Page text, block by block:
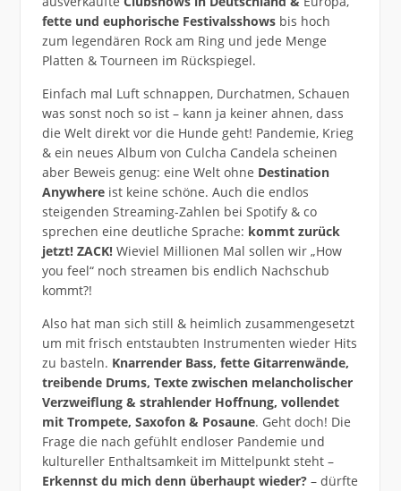
fette und euphorische Festivalsshowsbis hoch
zum legendären Rock am Ring und jede Menge
Platten & Tourneen im Rückspiegel.
Einfach mal Luft schnappen, Durchatmen, Schauen
was sonst noch so ist – kann ja keiner ahnen, dass
die Welt direkt vor die Hunde geht! Pandemie, Krieg
& ein neues Album von Culcha Candela scheinen
aber Beweis genug: eine Welt ohne Destination
Anywhereist keine schöne. Auch die endlos
steigenden Streaming-Zahlen bei Spotify & co
sprechen eine deutliche Sprache: kommt zurück
jetzt! ZACK!Wieviel Millionen Mal sollen wir „How
you feel“ noch streamen bis endlich Nachschub
kommt?!
Also hat man sich still & heimlich zusammengesetzt
um mit frisch entstaubten Instrumenten wieder Hits
zu basteln. Knarrender Bass, fette Gitarrenwände,
treibende Drums, Texte zwischen melancholischer
Verzweiflung & strahlender Hoffnung, vollendet
mit Trompete, Saxofon & Posaune. Geht doch! Die
Frage die nach gefühlt endloser Pandemie und
kultureller Enthaltsamkeit im Mittelpunkt steht –
Erkennst du mich denn überhaupt wieder?– dürfte